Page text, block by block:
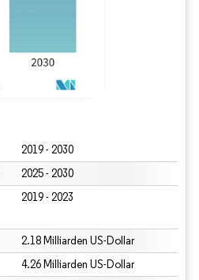
2019 - 2030
2025 - 2030
2019 - 2023
2.18 Milliarden US-Dollar
4.26 Milliarden US-Dollar